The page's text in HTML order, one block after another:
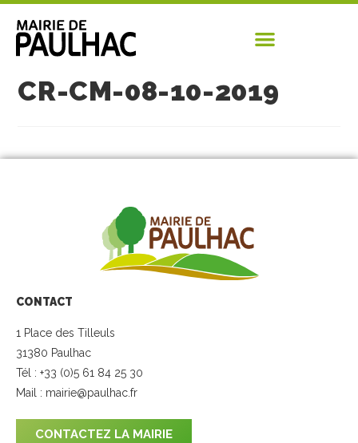
CR-CM-08-10-2019
CONTACT
1 Place des Tilleuls
31380 Paulhac
Tél : +33 (0)5 61 84 25 30
Mail : mairie@paulhac.fr
CONTACTEZ LA MAIRIE